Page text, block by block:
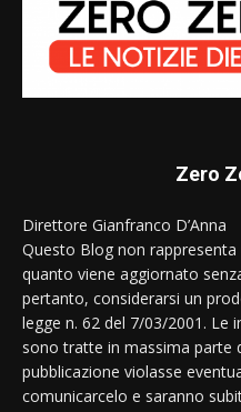
Zero
Direttore Gianfranco D’Anna
Questo Blog non
quanto viene aggiornato
pertanto, considerarsi un
legge n. 62 del 7/03/2001. Le
sono tratte in massima parte
pubblicazione violasse
comunicarcelo e saranno